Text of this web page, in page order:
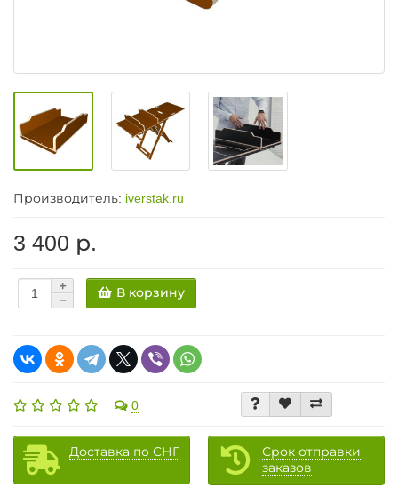
Производитель: iverstak.ru
3 400 р.
В корзину
0
Доставка по СНГ
Срок отправки
заказов